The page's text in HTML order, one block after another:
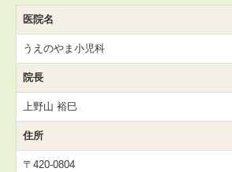
医院名
うえのやま小児科
院長
上野山 裕巳
住所
〒420-0804